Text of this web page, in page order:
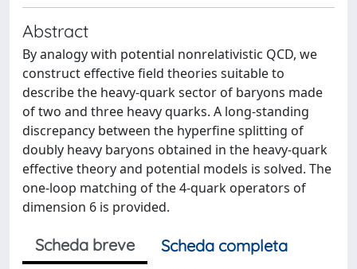
Abstract
By analogy with potential nonrelativistic QCD, we
construct effective field theories suitable to
describe the heavy-quark sector of baryons made
of two and three heavy quarks. A long-standing
discrepancy between the hyperfine splitting of
doubly heavy baryons obtained in the heavy-quark
effective theory and potential models is solved. The
one-loop matching of the 4-quark operators of
dimension 6 is provided.
Scheda breve
Scheda completa